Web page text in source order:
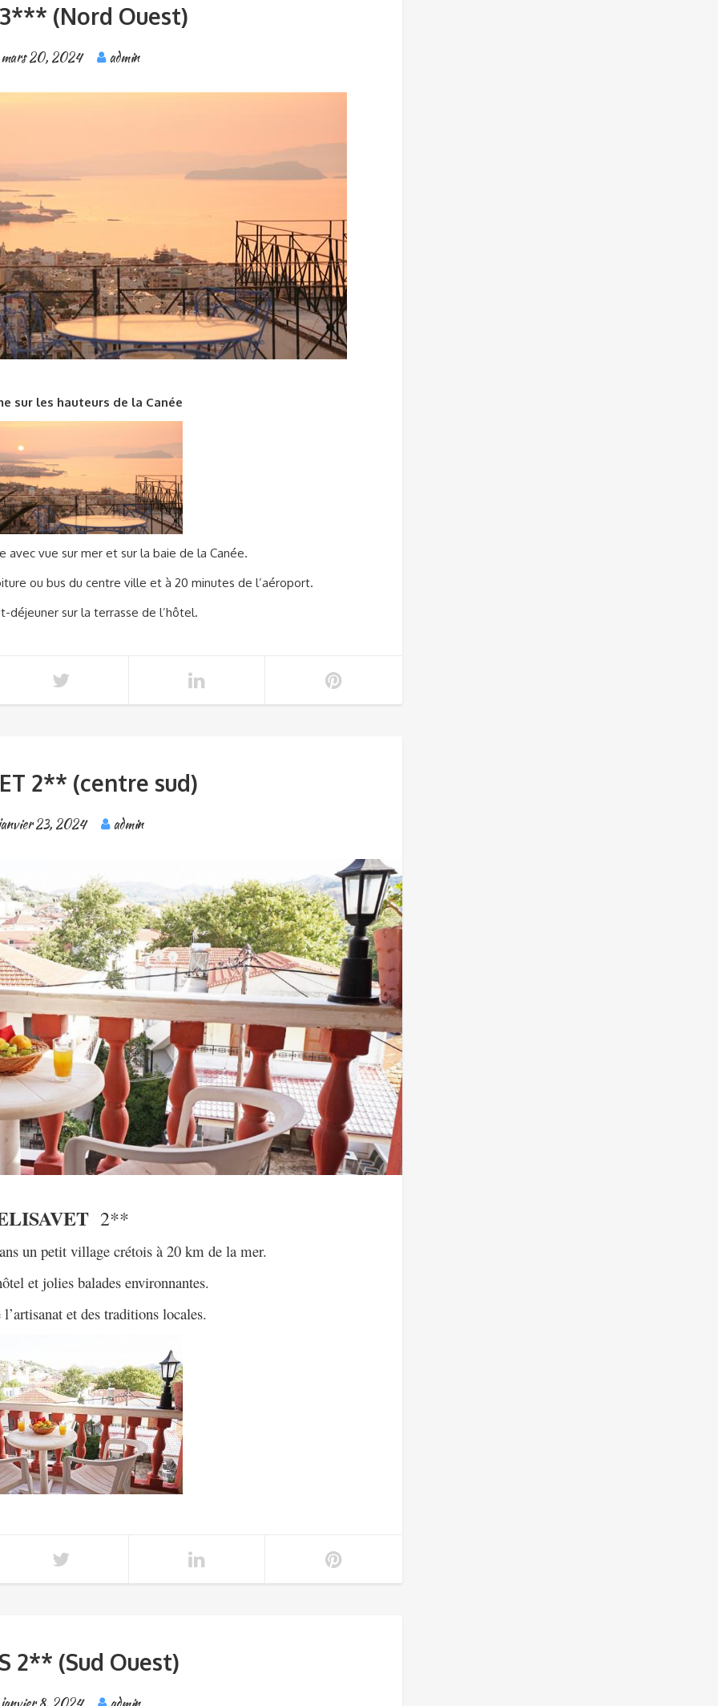
(Nord Ouest)
mars 20, 2024 admin
sur les hauteurs de la Canée
avec vue sur mer et sur la baie de la Canée.
ou bus du centre ville et à 20 minutes de l’aéroport.
déjeuner sur la terrasse de l’hôtel.
2** (centre sud)
23, 2024 admin
2**
un petit village crétois à 20 km de la mer.
et jolies balades environnantes.
et des traditions locales.
2** (Sud Ouest)